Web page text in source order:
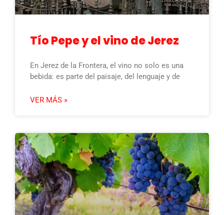
Tío Pepe y el vino de Jerez
En Jerez de la Frontera, el vino no solo es una
bebida: es parte del paisaje, del lenguaje y de
VER MÁS »